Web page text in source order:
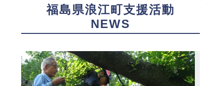
福島県浪江町支援活動
NEWS